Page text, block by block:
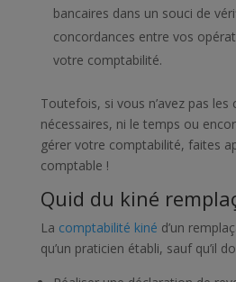
bancaires dans un souci de
concordances entre vos
votre comptabilité.
Toutefois, si vous n’avez pas les
nécessaires, ni le temps ou
gérer votre comptabilité, faites
comptable !
Quid du kiné
La comptabilité kiné d’un
qu’un praticien établi, sauf qu’il